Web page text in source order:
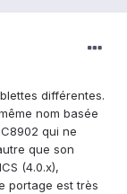
différentes.
nom basée
qui ne
que son
(4.0.x),
portage est très